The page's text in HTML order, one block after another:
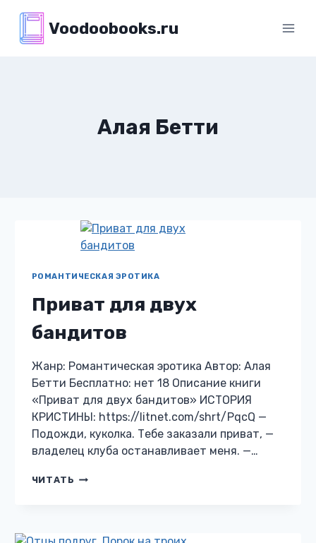
содержимому
Voodoobooks.ru
Алая Бетти
РОМАНТИЧЕСКАЯ ЭРОТИКА
Приват для двух
бандитов
Жанр: Романтическая эротика Автор: Алая
Бетти Бесплатно: нет 18 Описание книги
«Приват для двух бандитов» ИСТОРИЯ
КРИСТИНЫ: https://litnet.com/shrt/PqcQ —
Подожди, куколка. Тебе заказали приват, —
владелец клуба останавливает меня. —…
ЧИТАТЬ ПРИВАТ